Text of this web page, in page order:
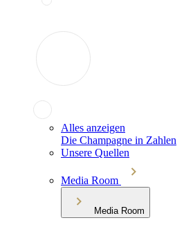
Alles anzeigen
Die Champagne in Zahlen
Unsere Quellen
Media Room
Media Room